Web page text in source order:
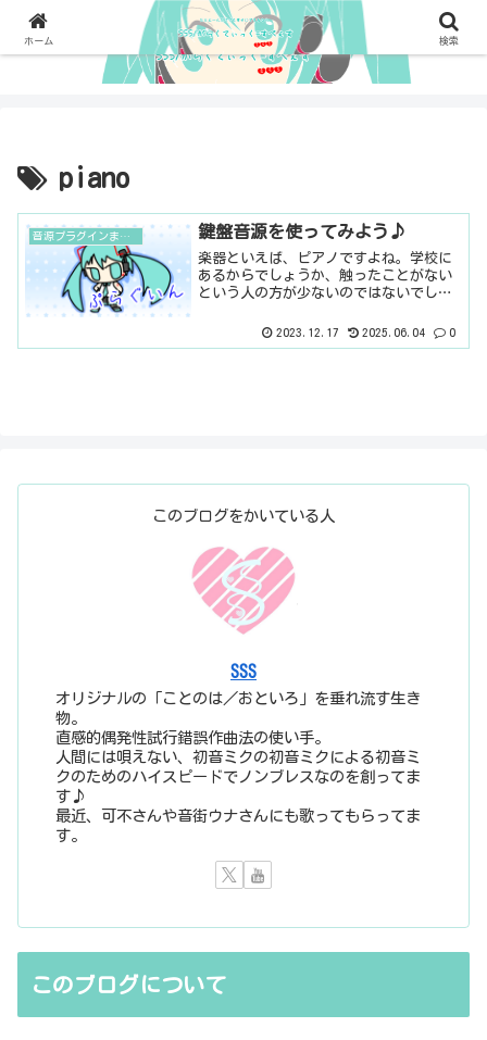
piano
音源プラグインまとめ 鍵盤音源を使ってみよう♪
楽器といえば、ピアノですよね。学校に
あるからでしょうか、触ったことがない
という人の方が少ないのではないでしょ
よね。鍵盤音源一覧ADDICTIVE
KEYSElectric Grand 80 pianoEZ...
2023.12.17 2025.06.04 0
このブログをかいている人
SSS
オリジナルの「ことのは／おといろ」を垂れ流す生き
物。
直感的偶発性試行錯誤作曲法の使い手。
人間には唄えない、初音ミクの初音ミクによる初音ミ
クのためのハイスピードでノンブレスなのを創ってま
す♪
最近、可不さんや音街ウナさんにも歌ってもらってま
す。
このブログについて
ホーム 検索